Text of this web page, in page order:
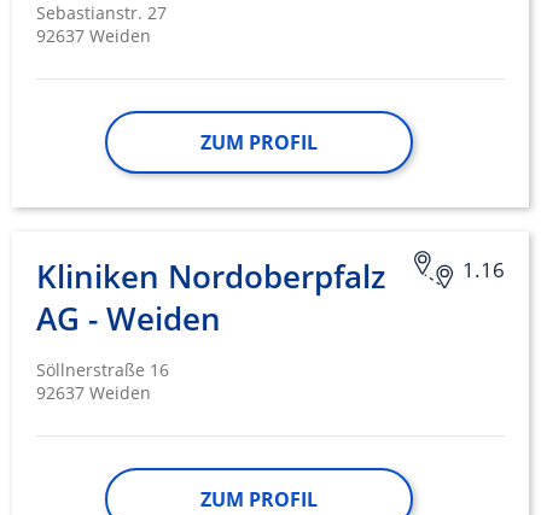
Sebastianstr. 27
92637 Weiden
ZUM PROFIL
1.16
Kliniken Nordoberpfalz
AG - Weiden
Söllnerstraße 16
92637 Weiden
ZUM PROFIL